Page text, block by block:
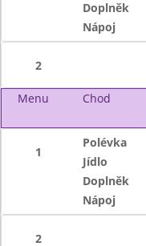
Doplněk
Nápoj
2
Menu Chod
1
Polévka
Jídlo
Doplněk
Nápoj
2